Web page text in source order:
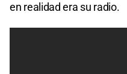
en realidad era su radio.